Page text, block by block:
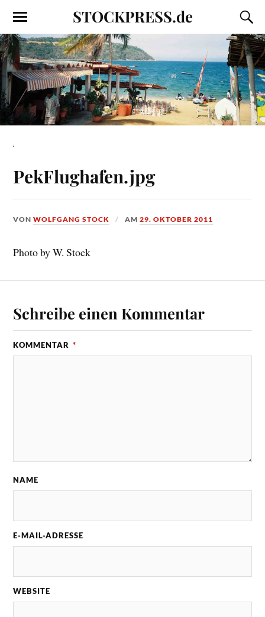
STOCKPRESS.de
PekFlughafen.jpg
VONWOLFGANG STOCK AM29. OKTOBER 2011
Photo by W. Stock
Schreibe einen Kommentar
KOMMENTAR *
NAME
E-MAIL-ADRESSE
WEBSITE